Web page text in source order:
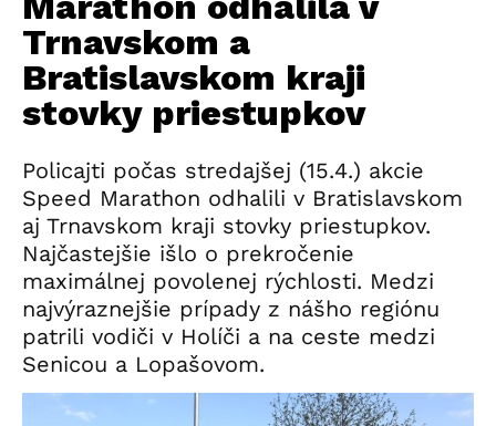
Trnavskom a
Bratislavskom kraji
stovky priestupkov
Policajti počas stredajšej (15.4.) akcie
Speed Marathon odhalili v Bratislavskom
aj Trnavskom kraji stovky priestupkov.
Najčastejšie išlo o prekročenie
maximálnej povolenej rýchlosti. Medzi
najvýraznejšie prípady z nášho regiónu
patrili vodiči v Holíči a na ceste medzi
Senicou a Lopašovom.